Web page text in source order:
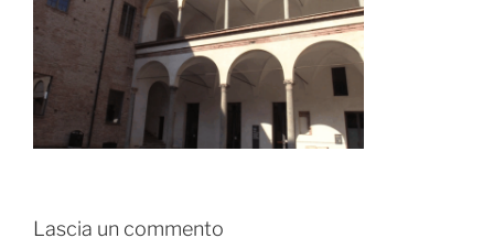
Lascia un commento